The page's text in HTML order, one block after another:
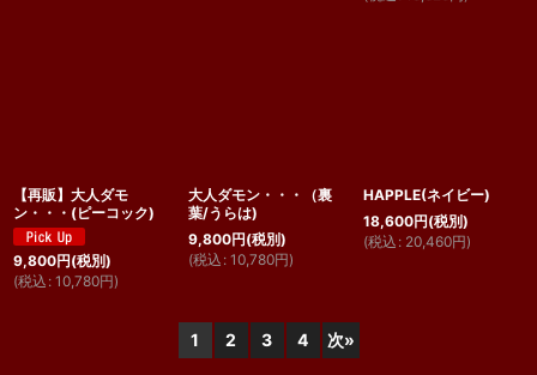
【再販】大人ダモ
ン・・・(ピーコック)
9,800円(税別)
(税込 : 10,780円)
大人ダモン・・・（裏
葉/うらは)
9,800円(税別)
(税込 : 10,780円)
HAPPLE(ネイビー)
18,600円(税別)
(税込 : 20,460円)
1 2 3 4 次»